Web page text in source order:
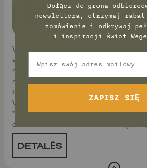
WEGETARIAŃSKA BEZ LAKTOZY *
wegetariańska * Dla kogo: osoby
nietolerancją laktozy * Cel: zdrowe
mięsa i bez nabiału z laktozą *
bezlaktozowy, rośliny strączkowe,
Wykluczenia: bez mięsa, bez ryb,
* Wyróżnik: odpowiednia przy
codziennie EstraSOS z dzienną
DETALĖS
Dołącz do grona
newslettera, otrzymaj rabat
zamówienie i odkrywaj
i inspiracji świat Wege
ZAPISZ SIĘ